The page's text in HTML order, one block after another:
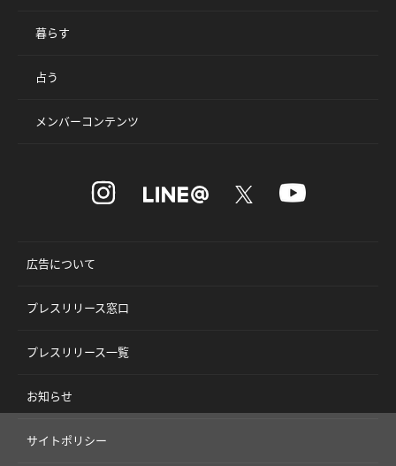
暮らす
占う
メンバーコンテンツ
広告について
プレスリリース窓口
プレスリリース一覧
お知らせ
サイトポリシー